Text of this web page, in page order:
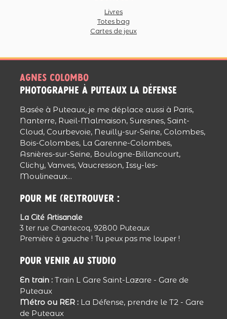
Livres
Totes bag
Cartes de jeux
Agnes colombo
photographe à puteaux La Défense
Basée à Puteaux, je me déplace aussi à Paris,
Nanterre, Rueil-Malmaison, Suresnes, Saint-
Cloud, Courbevoie, Neuilly-sur-Seine, Colombes,
Bois-Colombes, La Garenne-Colombes,
Asnières-sur-Seine, Boulogne-Billancourt,
Clichy, Vanves, Vaucresson, Issy-les-
Moulineaux...
Pour me (re)trouver :
La Cité Artisanale
3 ter rue Chantecoq, 92800 Puteaux
Première à gauche ! Tu peux pas me louper !
Pour venir au studio
En train :Train L Gare Saint-Lazare - Gare de
Puteaux
Métro ou RER : La Défense, prendre le T2 - Gare
de Puteaux